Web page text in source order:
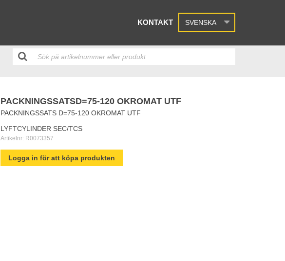
KONTAKT SVENSKA
PACKNINGSSATSD=75-120 OKROMAT UTF
PACKNINGSSATS D=75-120 OKROMAT UTF
LYFTCYLINDER SEC/TCS
Artikelnr: R0073357
Logga in för att köpa produkten